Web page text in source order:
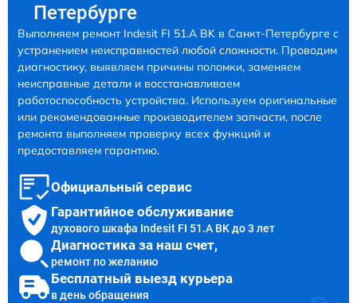
Петербурге
Выполняем ремонт Indesit FI 51.A BK в Санкт-Петербурге с
устранением неисправностей любой сложности. Проводим
диагностику, выявляем причины поломки, заменяем
неисправные детали и восстанавливаем
работоспособность устройства. Используем оригинальные
или рекомендованные производителем запчасти, после
ремонта выполняем проверку всех функций и
предоставляем гарантию.
Официальный сервис
Гарантийное обслуживание
духового шкафа Indesit FI 51.A BK до 3 лет
Диагностика за наш счет,
ремонт по желанию
Бесплатный выезд курьера
в день обращения